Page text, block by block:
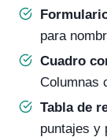
para
Cuadro
Columnas
Tabla de
puntajes y